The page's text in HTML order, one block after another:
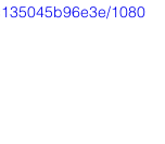
1080